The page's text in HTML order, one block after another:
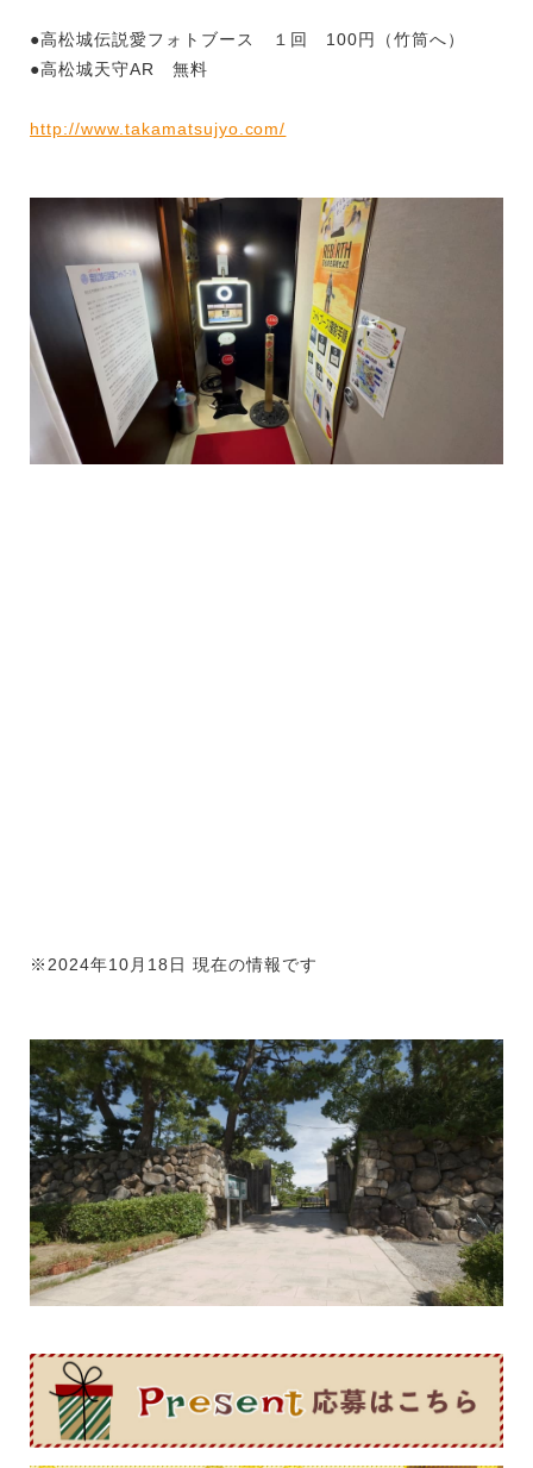
●高松城伝説愛フォトブース １回 100円（竹筒へ）
●高松城天守AR 無料
http://www.takamatsujyo.com/
※2024年10月18日 現在の情報です